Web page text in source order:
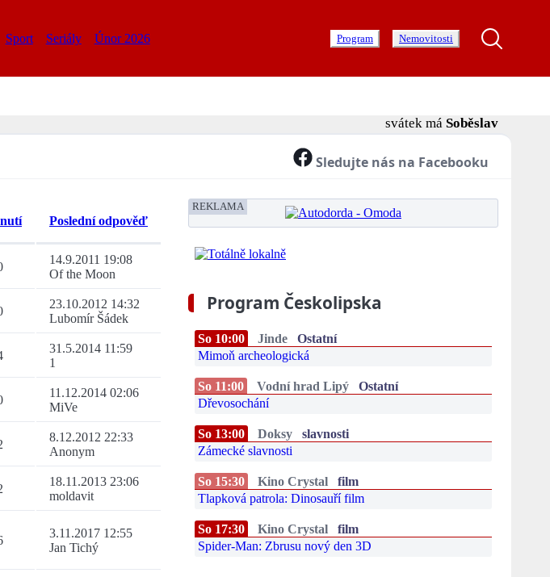
Sport Seriály Únor 2026 Program Nemovitosti
svátek má Soběslav
Sledujte nás na Facebooku
Poslední odpověď
14.9.2011 19:08
Of the Moon
23.10.2012 14:32
Lubomír Šádek
31.5.2014 11:59
1
11.12.2014 02:06
MiVe
8.12.2012 22:33
Anonym
18.11.2013 23:06
moldavit
3.11.2017 12:55
Jan Tichý
REKLAMA
Program Českolipska
So 10:00 Jinde
Ostatní
Mimoň archeologická
So 11:00 Vodní hrad Lipý
Ostatní
Dřevosochání
So 13:00 Doksy
slavnosti
Zámecké slavnosti
So 15:30 Kino Crystal
film
Tlapková patrola: Dinosauří film
So 17:30 Kino Crystal
film
Spider-Man: Zbrusu nový den 3D